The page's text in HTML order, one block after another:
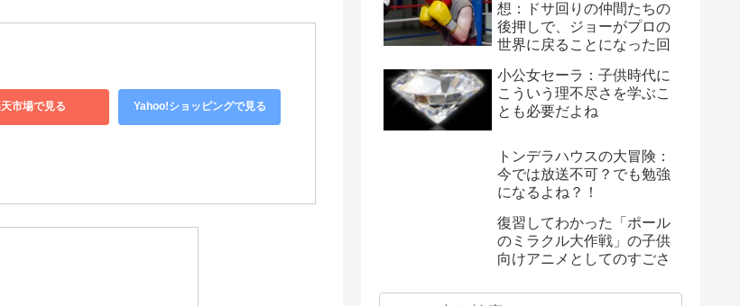
市場で見る Yahoo!ショッピングで見る
想：ドサ回りの仲間たちの
後押しで、ジョーがプロの
世界に戻ることになった回
小公女セーラ：子供時代に
こういう理不尽さを学ぶこ
とも必要だよね
トンデラハウスの大冒険：
今では放送不可？でも勉強
になるよね？！
復習してわかった「ポール
のミラクル大作戦」の子供
向けアニメとしてのすごさ